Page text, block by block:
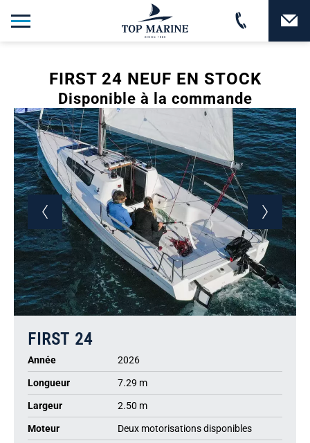
FIRST 24 NEUF EN STOCK
Disponible à la commande
FIRST 24
Année 2026
Longueur 7.29 m
Largeur 2.50 m
Moteur Deux motorisations disponibles